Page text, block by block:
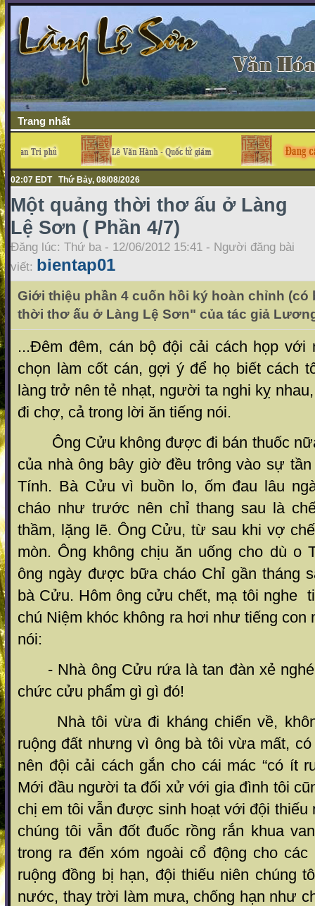
Trang nhất
02:08 EDT Thứ Bảy, 08/08/2026
Một quảng thời thơ ấu ở Làng
Lệ Sơn ( Phần 4/7)
Đăng lúc: Thứ ba - 12/06/2012 15:41 - Người đăng bài
viết: bientap01
Giới thiệu phần 4 cuốn hồi ký hoàn chỉnh (có
thời thơ ấu ở Làng Lệ Sơn" của tác giả
...Đêm đêm, cán bộ đội cải cách họp với
chọn làm cốt cán, gợi ý để họ biết cách
làng trở nên tẻ nhạt, người ta nghi kỵ
đi chợ, cả trong lời ăn tiếng nói.
Ông Cửu không được đi bán thuốc
của nhà ông bây giờ đều trông vào sự
Tính. Bà Cửu vì buồn lo, ốm đau lâu
cháo như trước nên chỉ thang sau là
thầm, lặng lẽ. Ông Cửu, từ sau khi vợ
mòn. Ông không chịu ăn uống cho dù o
ông ngày được bữa cháo Chỉ gần tháng
bà Cửu. Hôm ông cửu chết, mạ tôi nghe
chú Niệm khóc không ra hơi như tiếng con
nói:
- Nhà ông Cửu rứa là tan đàn xẻ
chức cửu phẩm gì gì đó!
Nhà tôi vừa đi kháng chiến về,
ruộng đất nhưng vì ông bà tôi vừa mất,
nên đội cải cách gắn cho cái mác “có ít
Mới đầu người ta đối xử với gia đình tôi
chị em tôi vẫn được sinh hoạt với đội thiếu
chúng tôi vẫn đốt đuốc rồng rắn khua
trong ra đến xóm ngoài cổ động cho
ruộng đồng bị hạn, đội thiếu niên chúng
nước, thay trời làm mưa, chống hạn như